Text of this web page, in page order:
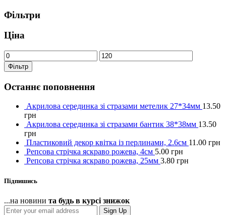
Фільтри
Ціна
Фільтр
Останнє поповнення
Акрилова серединка зі стразами метелик 27*34мм 13.50
грн
Акрилова серединка зі стразами бантик 38*38мм 13.50
грн
Пластиковий декор квітка із перлинами, 2.6см 11.00 грн
Репсова стрічка яскраво рожева, 4см 5.00 грн
Репсова стрічка яскраво рожева, 25мм 3.80 грн
Підпишись
...на новини та будь в курсі знижок
Sign Up